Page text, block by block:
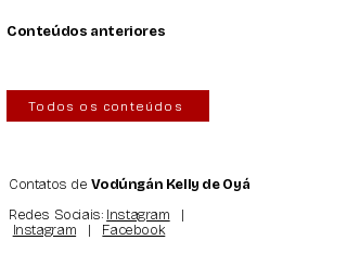
Conteúdos anteriores
Todos os conteúdos
Contatos deVodúngán Kelly de Oyá
Redes Sociais: Instagram |
Instagram | Facebook